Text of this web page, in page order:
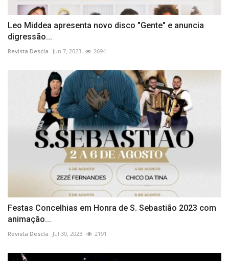
Leo Middea apresenta novo disco "Gente" e anuncia
digressão...
Revista Descla Jun 7, 2023 2694
Festas Concelhias em Honra de S. Sebastião 2023 com
animação...
Revista Descla Jul 30, 2023 2191